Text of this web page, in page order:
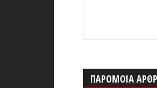
ΠΑΡΟΜΟΙΑ